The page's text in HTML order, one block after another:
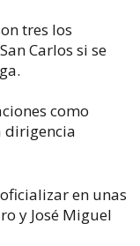
tres los
Carlos si se
como
dirigencia
en unas
y José Miguel